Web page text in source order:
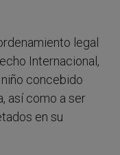
legal
Internacional,
concebido
así como a ser
en su